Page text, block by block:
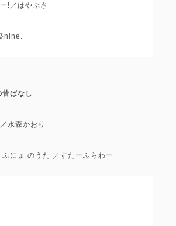
!／はやぶさ
nine.
ばなし
水森かおり
にょ のうた ／すたーふらわー